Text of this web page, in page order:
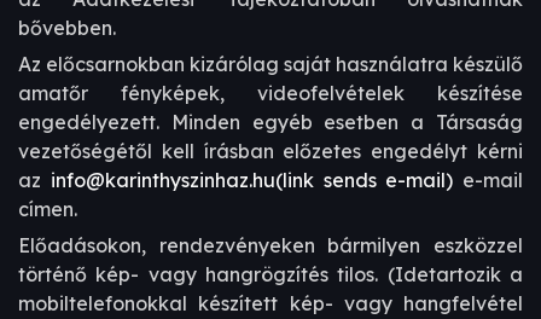
bővebben.
Az előcsarnokban kizárólag saját használatra készülő
amatőr fényképek, videofelvételek készítése
engedélyezett. Minden egyéb esetben a Társaság
vezetőségétől kell írásban előzetes engedélyt kérni
az info@karinthyszinhaz.hu(link sends e-mail) e-mail
címen.
Előadásokon, rendezvényeken bármilyen eszközzel
történő kép- vagy hangrögzítés tilos. (Idetartozik a
mobiltelefonokkal készített kép- vagy hangfelvétel